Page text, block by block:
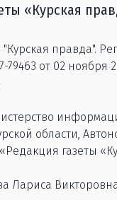
«Курская
правда".
от 02 ноября
области,
газеты
Лариса